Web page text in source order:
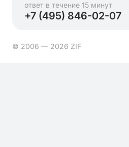
ответ в течение 15 минут
+7 (495) 846-02-07
© 2006 — 2026 ZIF